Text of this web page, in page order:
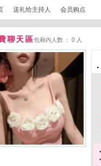
送礼给主持人 会员购点
聊天區包厢内人数 ： 0 人